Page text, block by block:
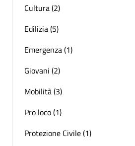
Cultura (2)
Edilizia (5)
Emergenza (1)
Giovani (2)
Mobilità (3)
Pro loco (1)
Protezione Civile (1)